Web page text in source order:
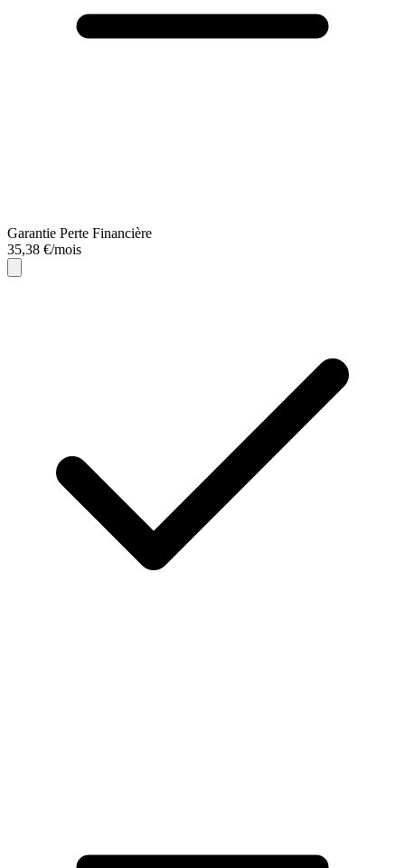
Garantie Perte Financière
35,38 €/mois